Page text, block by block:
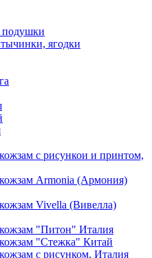
ягодки
с рисункои и принтом,
Armonia (Армония)
Vivella (Вивелла)
"Питон" Италия
"Стежка" Китай
с рисунком, Италия